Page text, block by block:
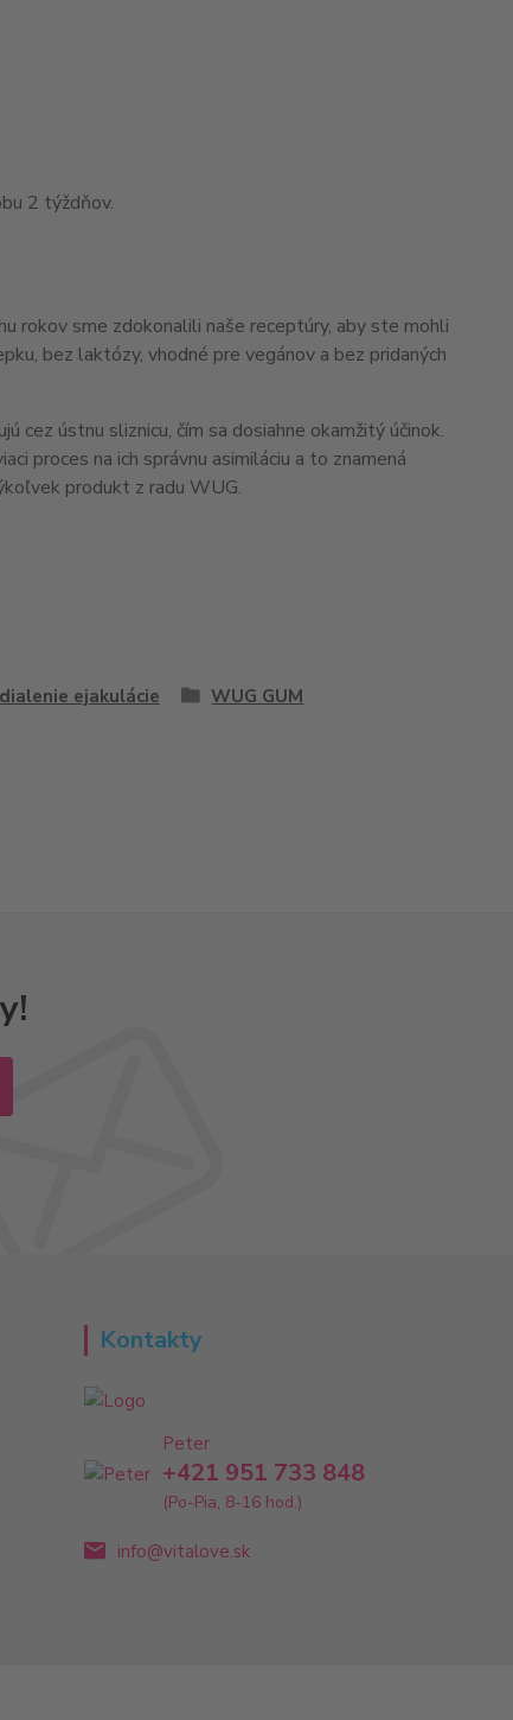
2 týždňov.
rokov sme zdokonalili naše receptúry, aby ste mohli
bez laktózy, vhodné pre vegánov a bez pridaných
cez ústnu sliznicu, čím sa dosiahne okamžitý účinok.
proces na ich správnu asimiláciu a to znamená
produkt z radu WUG.
ejakulácie WUG GUM
Kontakty
Peter
+421 951 733 848
(Po-Pia, 8-16 hod.)
info@vitalove.sk